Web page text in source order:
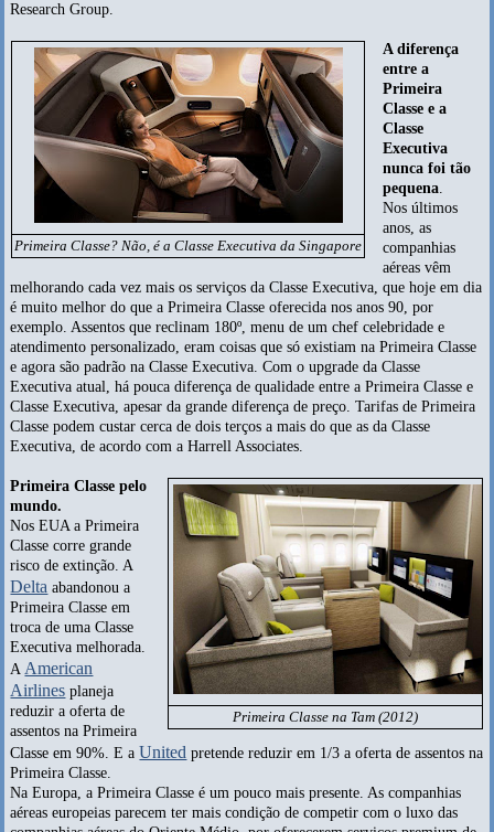
Research Group.
Primeira Classe? Não, é a Classe Executiva da Singapore
A diferença
entre a
Primeira
Classe e a
Classe
Executiva
nunca foi tão
pequena.
Nos últimos
anos, as
companhias
aéreas vêm
melhorando cada vez mais os serviços da Classe Executiva, que hoje em dia
é muito melhor do que a Primeira Classe oferecida nos anos 90, por
exemplo. Assentos que reclinam 180º, menu de um chef celebridade e
atendimento personalizado, eram coisas que só existiam na Primeira Classe
e agora são padrão na Classe Executiva. Com o upgrade da Classe
Executiva atual, há pouca diferença de qualidade entre a Primeira Classe e
Classe Executiva, apesar da grande diferença de preço. Tarifas de Primeira
Classe podem custar cerca de dois terços a mais do que as da Classe
Executiva, de acordo com a Harrell Associates.
Primeira Classe na Tam (2012)
Primeira Classe pelo
mundo.
Nos EUA a Primeira
Classe corre grande
risco de extinção. A
Delta abandonou a
Primeira Classe em
troca de uma Classe
Executiva melhorada.
AAmerican
Airlines planeja
reduzir a oferta de
assentos na Primeira
Classe em 90%. E a United pretende reduzir em 1/3 a oferta de assentos na
Primeira Classe.
Na Europa, a Primeira Classe é um pouco mais presente. As companhias
aéreas europeias parecem ter mais condição de competir com o luxo das